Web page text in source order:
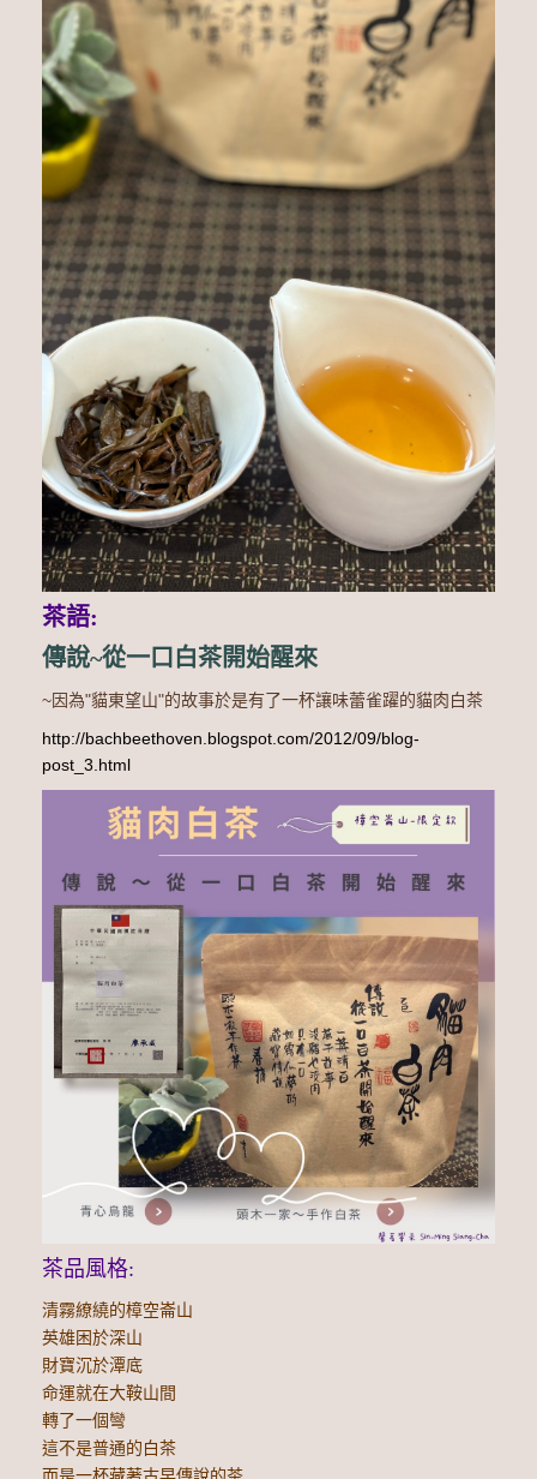
茶語:
傳說~從一口白茶開始醒來
~因為"貓東望山"的故事於是有了一杯讓味蕾雀躍的貓肉白茶
http://bachbeethoven.blogspot.com/2012/09/blog-
post_3.html
茶品風格:
清霧繚繞的樟空崙山
英雄困於深山
財寶沉於潭底
命運就在大鞍山間
轉了一個彎
這不是普通的白茶